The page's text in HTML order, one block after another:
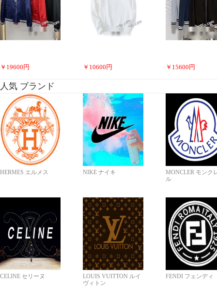
￥ 19600 円 ￥ 10600 円 ￥ 15600 円
人気 ブランド
HERMES エルメス NIKE ナイキ
MONCLER モンク
ル
CELINE セリーヌ
LOUIS VUITTON ルイ
ヴィトン
FENDI フェンディ